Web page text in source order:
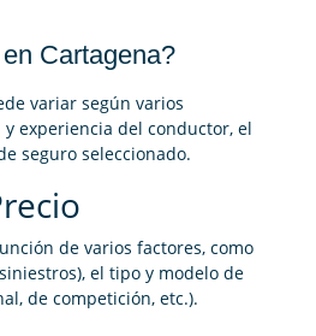
Cartagena?
variar según varios
experiencia del conductor, el
seguro seleccionado.
de varios factores, como
el tipo y modelo de
de competición, etc.).